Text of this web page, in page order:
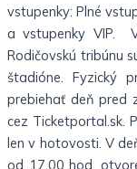
vstupenky: Plné
a vstupenky VIP.
Rodičovskú tribúnu
štadióne. Fyzický
prebiehať deň pred
cez Ticketportal.sk.
len v hotovosti. V
od 17.00 hod.